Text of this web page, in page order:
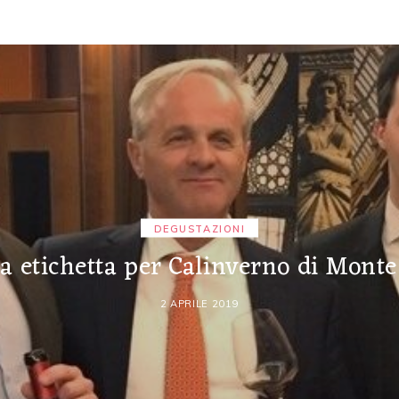
DEGUSTAZIONI
etichetta per Calinverno di
2 APRILE 2019